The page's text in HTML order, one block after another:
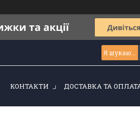
КОНТАКТИ ДОСТАВКА ТА